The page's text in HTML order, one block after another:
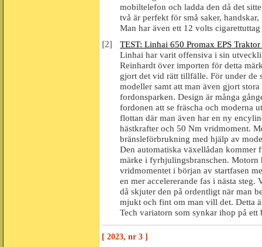
mobiltelefon och ladda den då det
två är perfekt för små saker,
Man har även ett 12 volts
[2]
TEST: Linhai 650 Promax EPS
Linhai har varit offensiva i sin
Reinhardt över importen för detta
gjort det vid rätt tillfälle. För under de
modeller samt att man även gjort
fordonsparken. Design är många
fordonen att se fräscha och moderna
flottan där man även har en ny
hästkrafter och 50 Nm vridmoment.
bränsleförbrukning med hjälp av
Den automatiska växellådan kommer
märke i fyrhjulingsbranschen.
vridmomentet i början av startfasen
en mer accelererande fas i nästa
då skjuter den på ordentligt när man
mjukt och fint om man vill det. Detta
Tech variatorn som synkar ihop på ett
[ 2023, nr 3 ]